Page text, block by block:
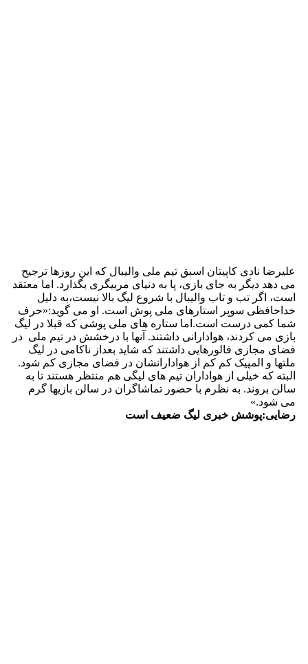
علیرضا نادی کاپیتان اسبق تیم ملی والیبال که این روزها ترجیح
می دهد دیگر به جای بازی، پا به دنیای مربیگری بگذارد. اما معتقد
است، اگر تب و تاب والیبال با شروع لیگ بالا نیست،به دلیل
خداحافظی سوپر استارهای ملی پوش است. او می گوید:«حرف
شما کمی درست است.اما ستاره های ملی پوشی که قبلا در لیگ
بازی می کردند، هوادارانی داشتند. آنها با درخشش در تیم ملی در
فضای مجازی فالورهایی داشتند که شاید بعداز ناکامی در لیگ
ملتها و المپیک کم کم از هوادارانشان در فضای مجازی کم شود.
البته که خیلی از هواداران تیم های لیگی هم منتظر هستند تا به
سالن بروند. به نظرم با حضور تماشاگران در سالن بازیها گرم
می شود.»
رضایی:پوشش خبری لیگ ضعیف است